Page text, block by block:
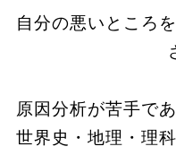
自分の悪いところ
原因分析が苦手で
世界史・地理・理